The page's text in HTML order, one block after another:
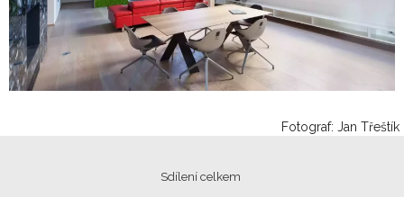
Fotograf: Jan Třeštík
Sdílení celkem